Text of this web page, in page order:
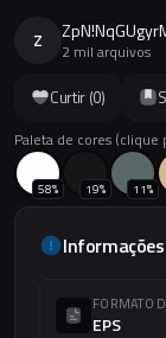
Curtir (0)
Paleta de cores (clique
58% 19% 11%
FORMATO
EPS
Z 2 mil arquivos